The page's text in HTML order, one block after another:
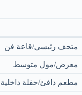
متحف رئيسي/قاعة فن
معرض/مول متوسط
مطعم دافئ/حفلة داخلية